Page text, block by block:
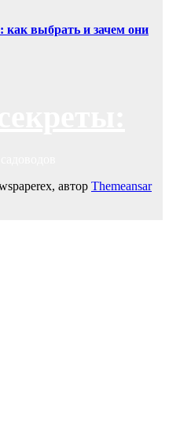
выбрать и зачем они
автор Themeansar